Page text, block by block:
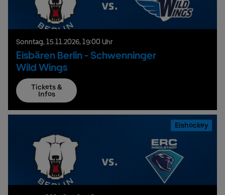
Sonntag, 15.11.2026, 19:00 Uhr
Eisbären Berlin - Schwenninger
Wild Wings
Tickets &
Infos
Eishockey